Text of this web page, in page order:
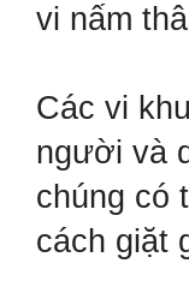
vi nấm
Các vi
người và
chúng có
cách giặt